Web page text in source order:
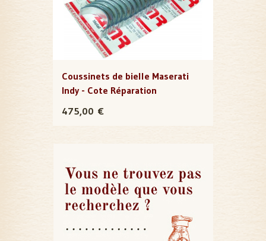
Coussinets de bielle Maserati
Indy - Cote Réparation
475,00 €